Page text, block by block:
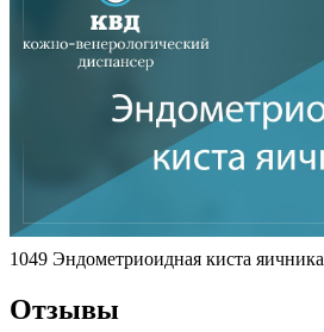
1049 Эндометриоидная киста яичника
Отзывы